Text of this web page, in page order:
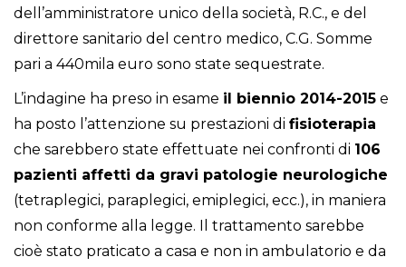
dell’amministratore unico della società, R.C., e del
direttore sanitario del centro medico, C.G. Somme
pari a 440mila euro sono state sequestrate.
L’indagine ha preso in esame il biennio 2014-2015 e
ha posto l’attenzione su prestazioni di fisioterapia
che sarebbero state effettuate nei confronti di 106
pazienti affetti da gravi patologie neurologiche
(tetraplegici, paraplegici, emiplegici, ecc.), in maniera
non conforme alla legge. Il trattamento sarebbe
cioè stato praticato a casa e non in ambulatorio e da